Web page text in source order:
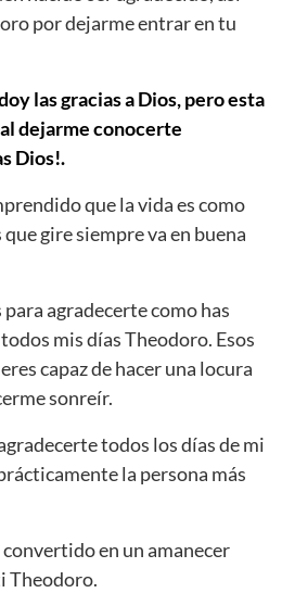
por dejarme entrar en tu
las gracias a Dios, pero esta
dejarme conocerte
Dios!.
que la vida es como
gire siempre va en buena
agradecerte como has
mis días Theodoro. Esos
capaz de hacer una locura
sonreír.
todos los días de mi
la persona más
en un amanecer
Theodoro.